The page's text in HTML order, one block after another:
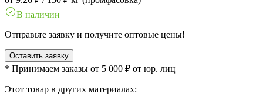
В наличии
Отправьте заявку и получите оптовые цены!
Оставить заявку
* Принимаем заказы от 5 000 ₽ от юр. лиц
Этот товар в других материалах: